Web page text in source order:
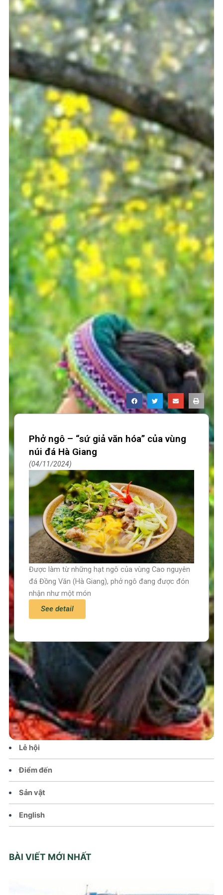
Trang chủ
Tin tức – Sự kiện
Chính sách
Văn hoá – Đời sống
Lễ hội
Điểm đến
Sản vật
English
BÀI VIẾT MỚI NHẤT
Phở ngô – “sứ giả văn hóa” của vùng
núi đá Hà Giang
04/11/2024
Được làm từ những hạt ngô của vùng Cao nguyên
đá Đồng Văn (Hà Giang), phở ngô đang được đón
nhận như một món
See detail